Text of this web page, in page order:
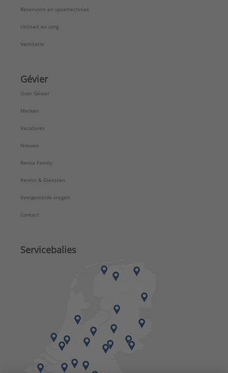
Reservoirs en spoeltechniek
Utiliteit en zorg
Ventilatie
Gévier
Over Gévier
Merken
Vacatures
Nieuws
Rensa Family
Kennis & Diensten
Veelgestelde vragen
Contact
Servicebalies